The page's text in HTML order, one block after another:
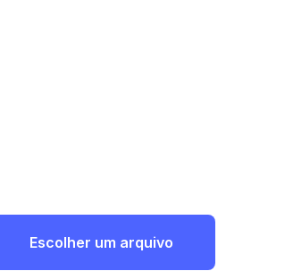
Escolher um arquivo